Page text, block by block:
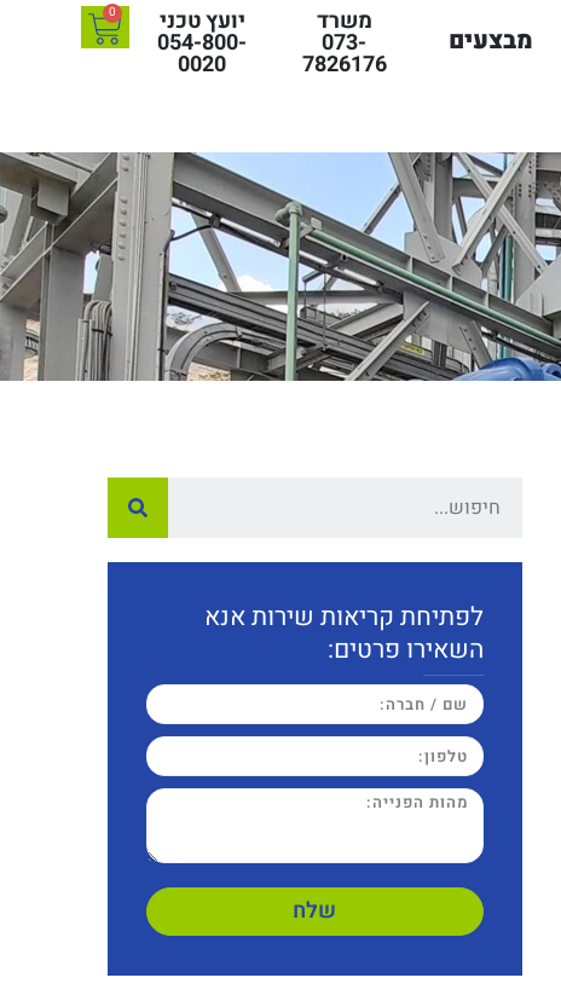
מבצעים
משרד
073-
7826176
יועץ טכני
054-800-
0020
0
לפתיחת קריאות שירות אנא
השאירו פרטים:
שלח